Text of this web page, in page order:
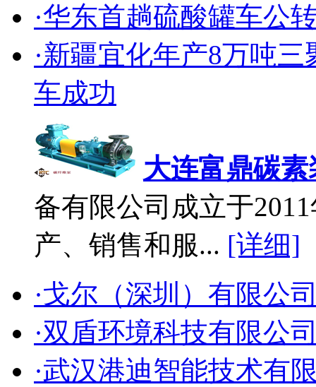
·华东首趟硫酸罐车公
·新疆宜化年产8万吨
车成功
大连富鼎碳
备有限公司成立于
产、销售和服... [详细]
·戈尔（深圳）有限公
·双盾环境科技有限公
·武汉港迪智能技术有